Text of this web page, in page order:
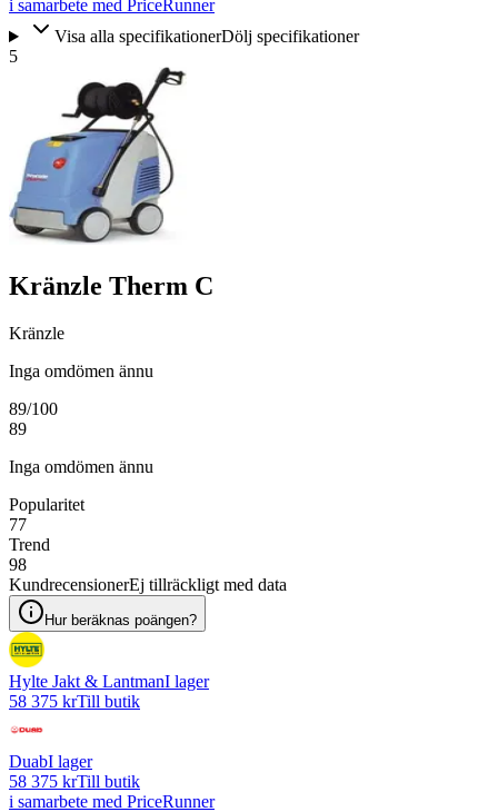
i samarbete med PriceRunner
Visa alla specifikationerDölj specifikationer
5
Kränzle Therm C
Kränzle
Inga omdömen ännu
89/100
89
Inga omdömen ännu
Popularitet
77
Trend
98
KundrecensionerEj tillräckligt med data
Hur beräknas poängen?
Hylte Jakt & LantmanI lager
58 375 krTill butik
DuabI lager
58 375 krTill butik
i samarbete med PriceRunner